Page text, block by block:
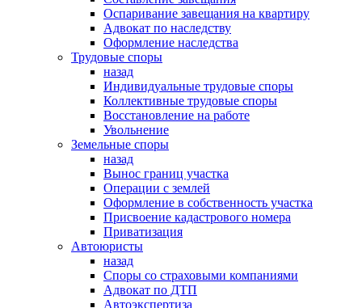
Оспаривание завещания на квартиру
Адвокат по наследству
Оформление наследства
Трудовые споры
назад
Индивидуальные трудовые споры
Коллективные трудовые споры
Восстановление на работе
Увольнение
Земельные споры
назад
Вынос границ участка
Операции с землей
Оформление в собственность участка
Присвоение кадастрового номера
Приватизация
Автоюристы
назад
Споры со страховыми компаниями
Адвокат по ДТП
Автоэкспертиза